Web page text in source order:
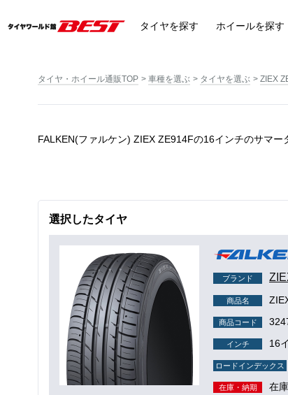
タイヤを探す ホイールを探す
タイヤ・ホイール通販TOP 車種を選ぶ タイヤを選ぶ ZIEX
FALKEN(ファルケン) ZIEX ZE914Fの16インチのサマー
選択したタイヤ
ブランド
商品名
商品コード
インチ 16
ロードインデックス
在庫・納期 在